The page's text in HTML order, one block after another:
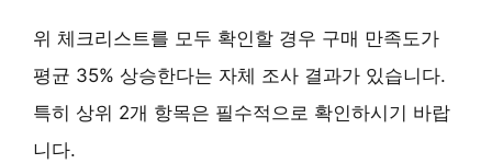
위 체크리스트를 모두 확인할 경우 구매 만족도가
평균 35% 상승한다는 자체 조사 결과가 있습니다.
특히 상위 2개 항목은 필수적으로 확인하시기 바랍
니다.